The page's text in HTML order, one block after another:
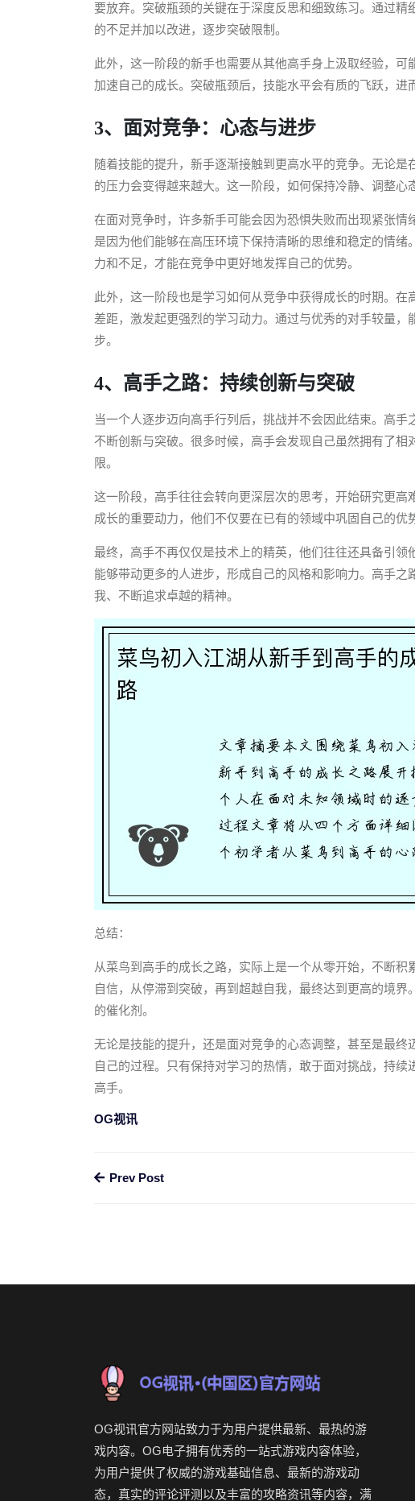
要放弃。突破瓶颈的关键在于深度反思和细致练习。通过
的不足并加以改进，逐步突破限制。
此外，这一阶段的新手也需要从其他高手身上汲取经验，
加速自己的成长。突破瓶颈后，技能水平会有质的飞跃，进
3、面对竞争：心态与进步
随着技能的提升，新手逐渐接触到更高水平的竞争。无论
的压力会变得越来越大。这一阶段，如何保持冷静、调整心
在面对竞争时，许多新手可能会因为恐惧失败而出现紧张
是因为他们能够在高压环境下保持清晰的思维和稳定的情
力和不足，才能在竞争中更好地发挥自己的优势。
此外，这一阶段也是学习如何从竞争中获得成长的时期。
差距，激发起更强烈的学习动力。通过与优秀的对手较量
步。
4、高手之路：持续创新与突破
当一个人逐步迈向高手行列后，挑战并不会因此结束。高
不断创新与突破。很多时候，高手会发现自己虽然拥有了
限。
这一阶段，高手往往会转向更深层次的思考，开始研究更
成长的重要动力，他们不仅要在已有的领域中巩固自己的优
最终，高手不再仅仅是技术上的精英，他们往往还具备引
能够带动更多的人进步，形成自己的风格和影响力。高手
我、不断追求卓越的精神。
总结：
从菜鸟到高手的成长之路，实际上是一个从零开始，不断
自信，从停滞到突破，再到超越自我，最终达到更高的境
的催化剂。
无论是技能的提升，还是面对竞争的心态调整，甚至是最
自己的过程。只有保持对学习的热情，敢于面对挑战，持
高手。
OG视讯
Prev Post
OG视讯官方网站致力于为用户提供最新、最热的游
戏内容。OG电子拥有优秀的一站式游戏内容体验，
为用户提供了权威的游戏基础信息、最新的游戏动
态，真实的评论评测以及丰富的攻略资讯等内容，满